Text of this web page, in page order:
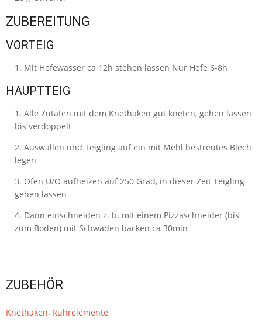
ZUBEREITUNG
VORTEIG
Mit Hefewasser ca 12h stehen lassen Nur Hefe 6-8h
HAUPTTEIG
Alle Zutaten mit dem Knethaken gut kneten, gehen lassen
bis verdoppelt
Auswallen und Teigling auf ein mit Mehl bestreutes Blech
legen
Ofen U/O aufheizen auf 250 Grad, in dieser Zeit Teigling
gehen lassen
Dann einschneiden z. b. mit einem Pizzaschneider (bis
zum Boden) mit Schwaden backen ca 30min
ZUBEHÖR
Knethaken, Rührelemente